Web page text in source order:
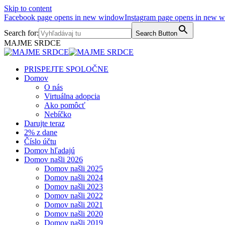
Skip to content
Facebook page opens in new windowInstagram page opens in new
Search for:
Search Button
MAJME SRDCE
PRISPEJTE SPOLOČNE
Domov
O nás
Virtuálna adopcia
Ako pomôcť
Nebíčko
Darujte teraz
2% z dane
Číslo účtu
Domov hľadajú
Domov našli 2026
Domov našli 2025
Domov našli 2024
Domov našli 2023
Domov našli 2022
Domov našli 2021
Domov našli 2020
Domov našli 2019